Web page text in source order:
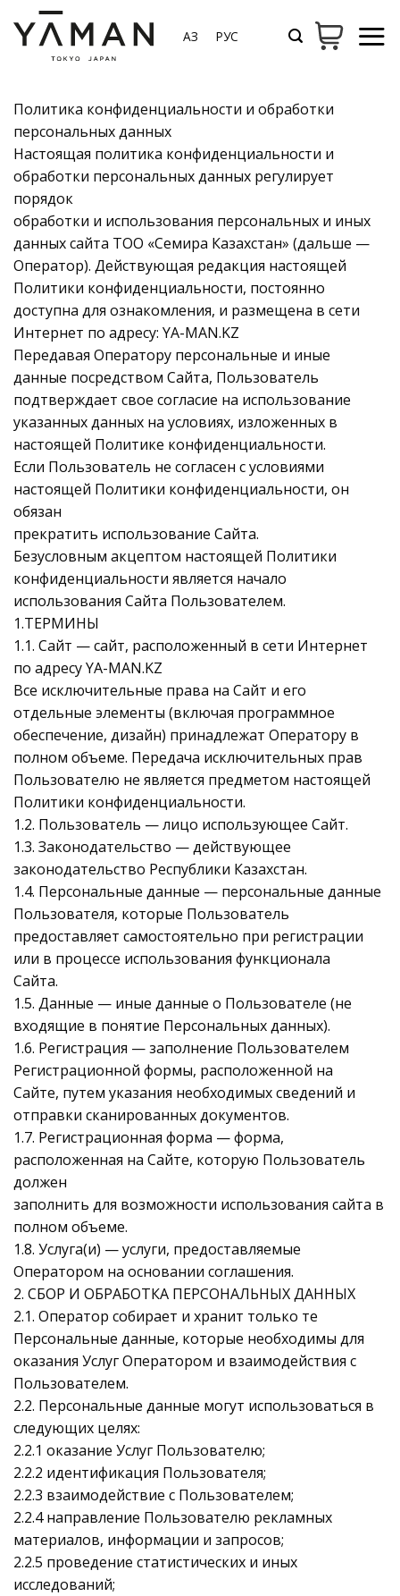
ҚАЗ РУС
Политика конфиденциальности и обработки
персональных данных
Настоящая политика конфиденциальности и
обработки персональных данных регулирует
порядок
обработки и использования персональных и иных
данных сайта ТОО «Семира Казахстан» (дальше —
Оператор). Действующая редакция настоящей
Политики конфиденциальности, постоянно
доступна для ознакомления, и размещена в сети
Интернет по адресу: YA-MAN.KZ
Передавая Оператору персональные и иные
данные посредством Сайта, Пользователь
подтверждает свое согласие на использование
указанных данных на условиях, изложенных в
настоящей Политике конфиденциальности.
Если Пользователь не согласен с условиями
настоящей Политики конфиденциальности, он
обязан
прекратить использование Сайта.
Безусловным акцептом настоящей Политики
конфиденциальности является начало
использования Сайта Пользователем.
1.ТЕРМИНЫ
1.1. Сайт — сайт, расположенный в сети Интернет
по адресу YA-MAN.KZ
Все исключительные права на Сайт и его
отдельные элементы (включая программное
обеспечение, дизайн) принадлежат Оператору в
полном объеме. Передача исключительных прав
Пользователю не является предметом настоящей
Политики конфиденциальности.
1.2. Пользователь — лицо использующее Сайт.
1.3. Законодательство — действующее
законодательство Республики Казахстан.
1.4. Персональные данные — персональные данные
Пользователя, которые Пользователь
предоставляет самостоятельно при регистрации
или в процессе использования функционала
Сайта.
1.5. Данные — иные данные о Пользователе (не
входящие в понятие Персональных данных).
1.6. Регистрация — заполнение Пользователем
Регистрационной формы, расположенной на
Сайте, путем указания необходимых сведений и
отправки сканированных документов.
1.7. Регистрационная форма — форма,
расположенная на Сайте, которую Пользователь
должен
заполнить для возможности использования сайта в
полном объеме.
1.8. Услуга(и) — услуги, предоставляемые
Оператором на основании соглашения.
2. СБОР И ОБРАБОТКА ПЕРСОНАЛЬНЫХ ДАННЫХ
2.1. Оператор собирает и хранит только те
Персональные данные, которые необходимы для
оказания Услуг Оператором и взаимодействия с
Пользователем.
2.2. Персональные данные могут использоваться в
следующих целях:
2.2.1 оказание Услуг Пользователю;
2.2.2 идентификация Пользователя;
2.2.3 взаимодействие с Пользователем;
2.2.4 направление Пользователю рекламных
материалов, информации и запросов;
2.2.5 проведение статистических и иных
исследований;